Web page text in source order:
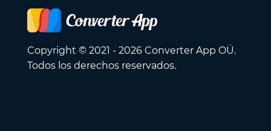
Copyright © 2021 - 2026 Converter App OÜ.
Todos los derechos reservados.